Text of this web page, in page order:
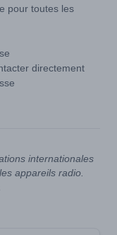
pour toutes les
directement
internationales
appareils radio.